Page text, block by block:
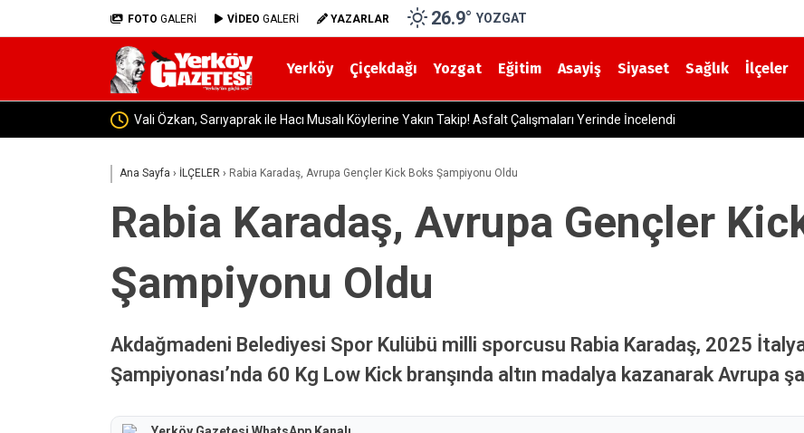
FOTO GALERİ VİDEO GALERİ YAZARLAR 26.9° YOZGAT
Yerköy Çiçekdağı Yozgat Eğitim Asayiş Siyaset Sağlık İlçeler
Yerköy’de İsmail Karaca Vefat Etti! Cenazesi Mahsenli Köyü’nde Defnedilecek
Ana Sayfa › İLÇELER › Rabia Karadaş, Avrupa Gençler Kick Boks Şampiyonu Oldu
Rabia Karadaş, Avrupa Gençler
Şampiyonu Oldu
Akdağmadeni Belediyesi Spor Kulübü milli sporcusu Rabia Karadaş, 2025
Şampiyonası’nda 60 Kg Low Kick branşında altın madalya kazanarak Avrupa